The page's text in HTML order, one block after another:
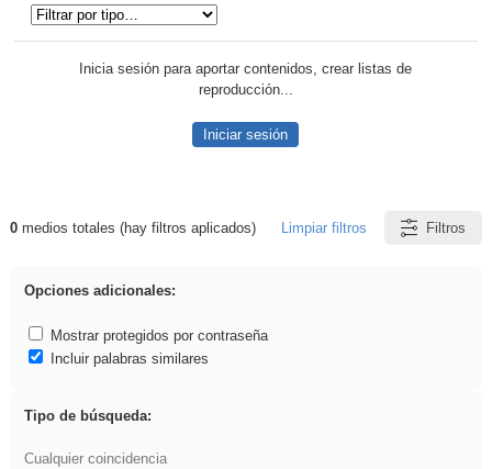
Inicia sesión para aportar contenidos, crear listas de
reproducción...
Iniciar sesión
Resultados de: song
0medios totales (hay filtros aplicados) Limpiar filtros Filtros
Opciones adicionales:
Mostrar protegidos por contraseña
Incluir palabras similares
Tipo de búsqueda:
Cualquier coincidencia